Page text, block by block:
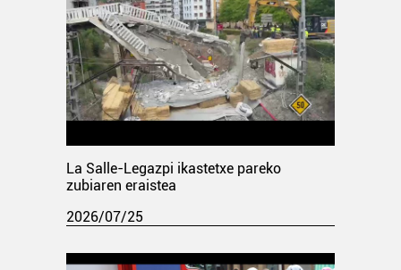
La Salle-Legazpi ikastetxe pareko
zubiaren eraistea
2026/07/25